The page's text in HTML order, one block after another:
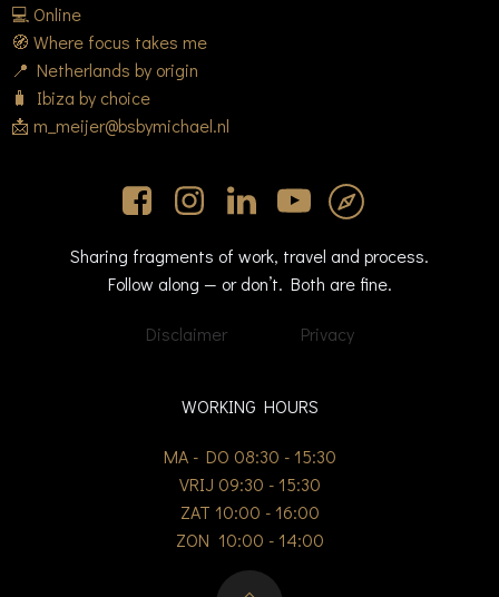
💻 Online
🧭 Where focus takes me
📍 Netherlands by origin
🧳 Ibiza by choice
📩 m_meijer@bsbymichael.nl
Sharing fragments of work, travel and process.
Follow along — or don’t. Both are fine.
Disclaimer Privacy
WORKING HOURS
MA - DO 08:30 - 15:30
VRIJ 09:30 - 15:30
ZAT 10:00 - 16:00
ZON 10:00 - 14:00